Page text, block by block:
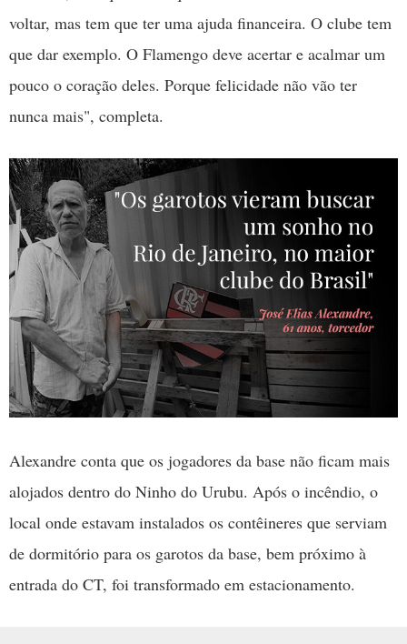
voltar, mas tem que ter uma ajuda financeira. O clube tem
que dar exemplo. O Flamengo deve acertar e acalmar um
pouco o coração deles. Porque felicidade não vão ter
nunca mais", completa.
Alexandre conta que os jogadores da base não ficam mais
alojados dentro do Ninho do Urubu. Após o incêndio, o
local onde estavam instalados os contêineres que serviam
de dormitório para os garotos da base, bem próximo à
entrada do CT, foi transformado em estacionamento.